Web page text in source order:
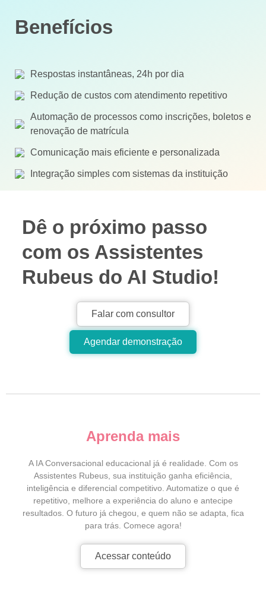
Benefícios
Respostas instantâneas, 24h por dia
Redução de custos com atendimento repetitivo
Automação de processos como inscrições, boletos e
renovação de matrícula
Comunicação mais eficiente e personalizada
Integração simples com sistemas da instituição
Dê o próximo passo
com os Assistentes
Rubeus do AI Studio!
Falar com consultor
Agendar demonstração
Aprenda mais
A IA Conversacional educacional já é realidade. Com os
Assistentes Rubeus, sua instituição ganha eficiência,
inteligência e diferencial competitivo. Automatize o que é
repetitivo, melhore a experiência do aluno e antecipe
resultados. O futuro já chegou, e quem não se adapta, fica
para trás. Comece agora!
Acessar conteúdo